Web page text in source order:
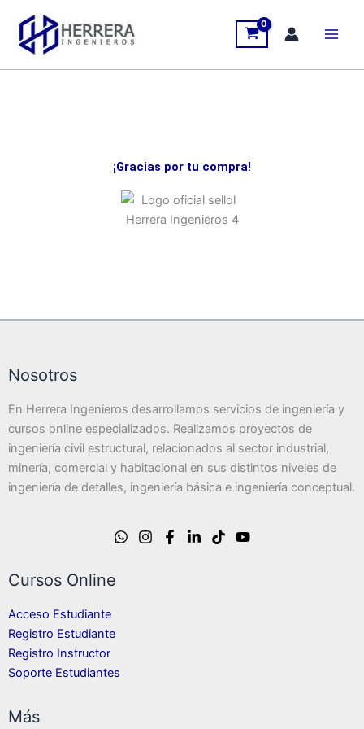
contenido
¡Gracias por tu compra!
Nosotros
En Herrera Ingenieros desarrollamos servicios de ingeniería y
cursos online especializados. Realizamos proyectos de
ingeniería civil estructural, relacionados al sector industrial,
minería, comercial y habitacional en sus distintos niveles de
ingeniería de detalles, ingeniería básica e ingeniería conceptual.
Cursos Online
Acceso Estudiante
Registro Estudiante
Registro Instructor
Soporte Estudiantes
Más